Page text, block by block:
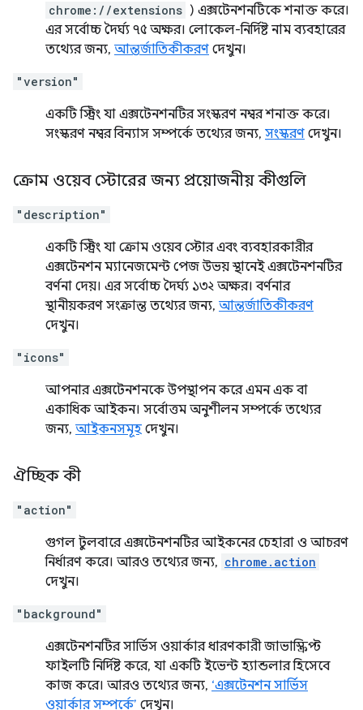
chrome://extensions ) এক্সটেনশনটিকে শনাক্ত করে।
এর সর্বোচ্চ দৈর্ঘ্য ৭৫ অক্ষর। লোকেল-নির্দিষ্ট নাম ব্যবহারের
তথ্যের জন্য, আন্তর্জাতিকীকরণ দেখুন।
"version"
একটি স্ট্রিং যা এক্সটেনশনটির সংস্করণ নম্বর শনাক্ত করে।
সংস্করণ নম্বর বিন্যাস সম্পর্কে তথ্যের জন্য, সংস্করণ দেখুন।
ক্রোম ওয়েব স্টোরের জন্য প্রয়োজনীয় কীগুলি
"description"
একটি স্ট্রিং যা ক্রোম ওয়েব স্টোর এবং ব্যবহারকারীর
এক্সটেনশন ম্যানেজমেন্ট পেজ উভয় স্থানেই এক্সটেনশনটির
বর্ণনা দেয়। এর সর্বোচ্চ দৈর্ঘ্য ১৩২ অক্ষর। বর্ণনার
স্থানীয়করণ সংক্রান্ত তথ্যের জন্য, আন্তর্জাতিকীকরণ
দেখুন।
"icons"
আপনার এক্সটেনশনকে উপস্থাপন করে এমন এক বা
একাধিক আইকন। সর্বোত্তম অনুশীলন সম্পর্কে তথ্যের
জন্য, আইকনসমূহ দেখুন।
ঐচ্ছিক কী
"action"
গুগল টুলবারে এক্সটেনশনটির আইকনের চেহারা ও আচরণ
নির্ধারণ করে। আরও তথ্যের জন্য, chrome.action
দেখুন।
"background"
এক্সটেনশনটির সার্ভিস ওয়ার্কার ধারণকারী জাভাস্ক্রিপ্ট
ফাইলটি নির্দিষ্ট করে, যা একটি ইভেন্ট হ্যান্ডলার হিসেবে
কাজ করে। আরও তথ্যের জন্য, ‘এক্সটেনশন সার্ভিস
ওয়ার্কার সম্পর্কে’ দেখুন।